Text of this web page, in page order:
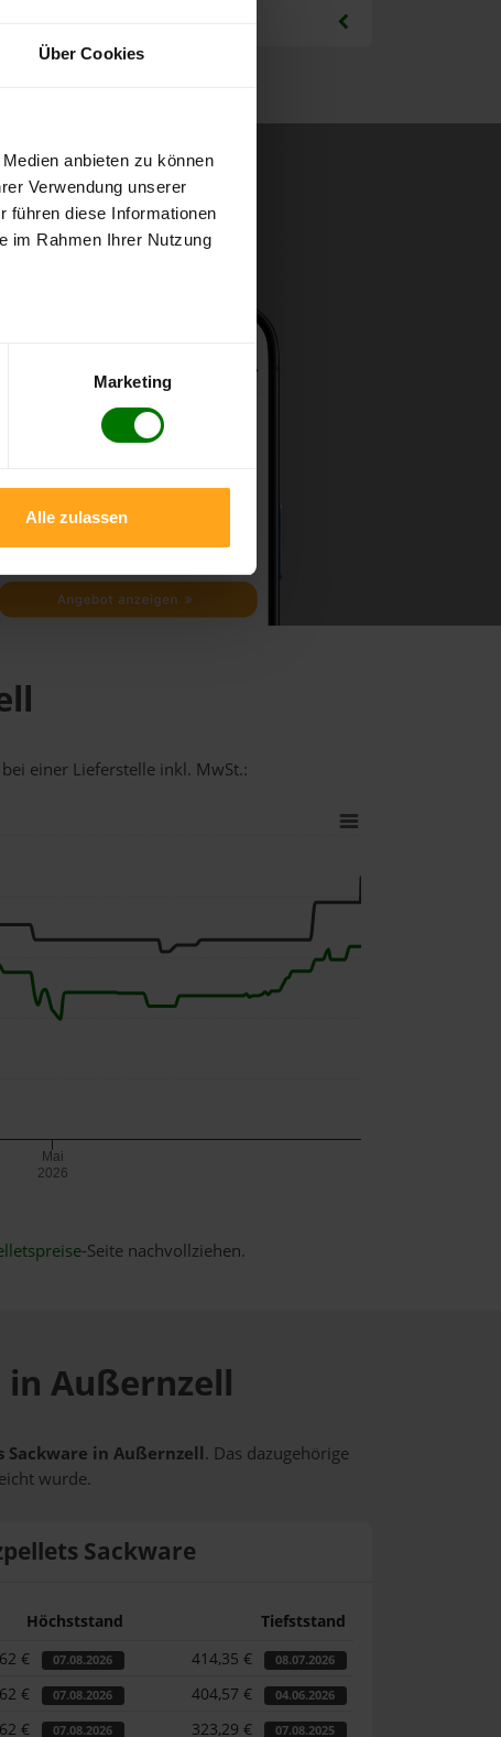
Über Cookies
anbieten zu können
Verwendung unserer
führen diese Informationen
im Rahmen Ihrer Nutzung
Marketing
Alle zulassen
einer Lieferstelle inkl. MwSt.:
Mai
2026
-Seite nachvollziehen.
Außernzell
in Außernzell. Das dazugehörige
wurde.
Sackware
Höchststand
Tiefststand
€ 07.08.2026 414,35 € 08.07.2026
€ 07.08.2026 404,57 € 04.06.2026
€ 07.08.2026 323,29 € 07.08.2025